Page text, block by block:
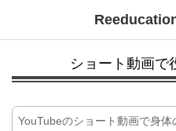
ショート動画
YouTubeのショート動画で身